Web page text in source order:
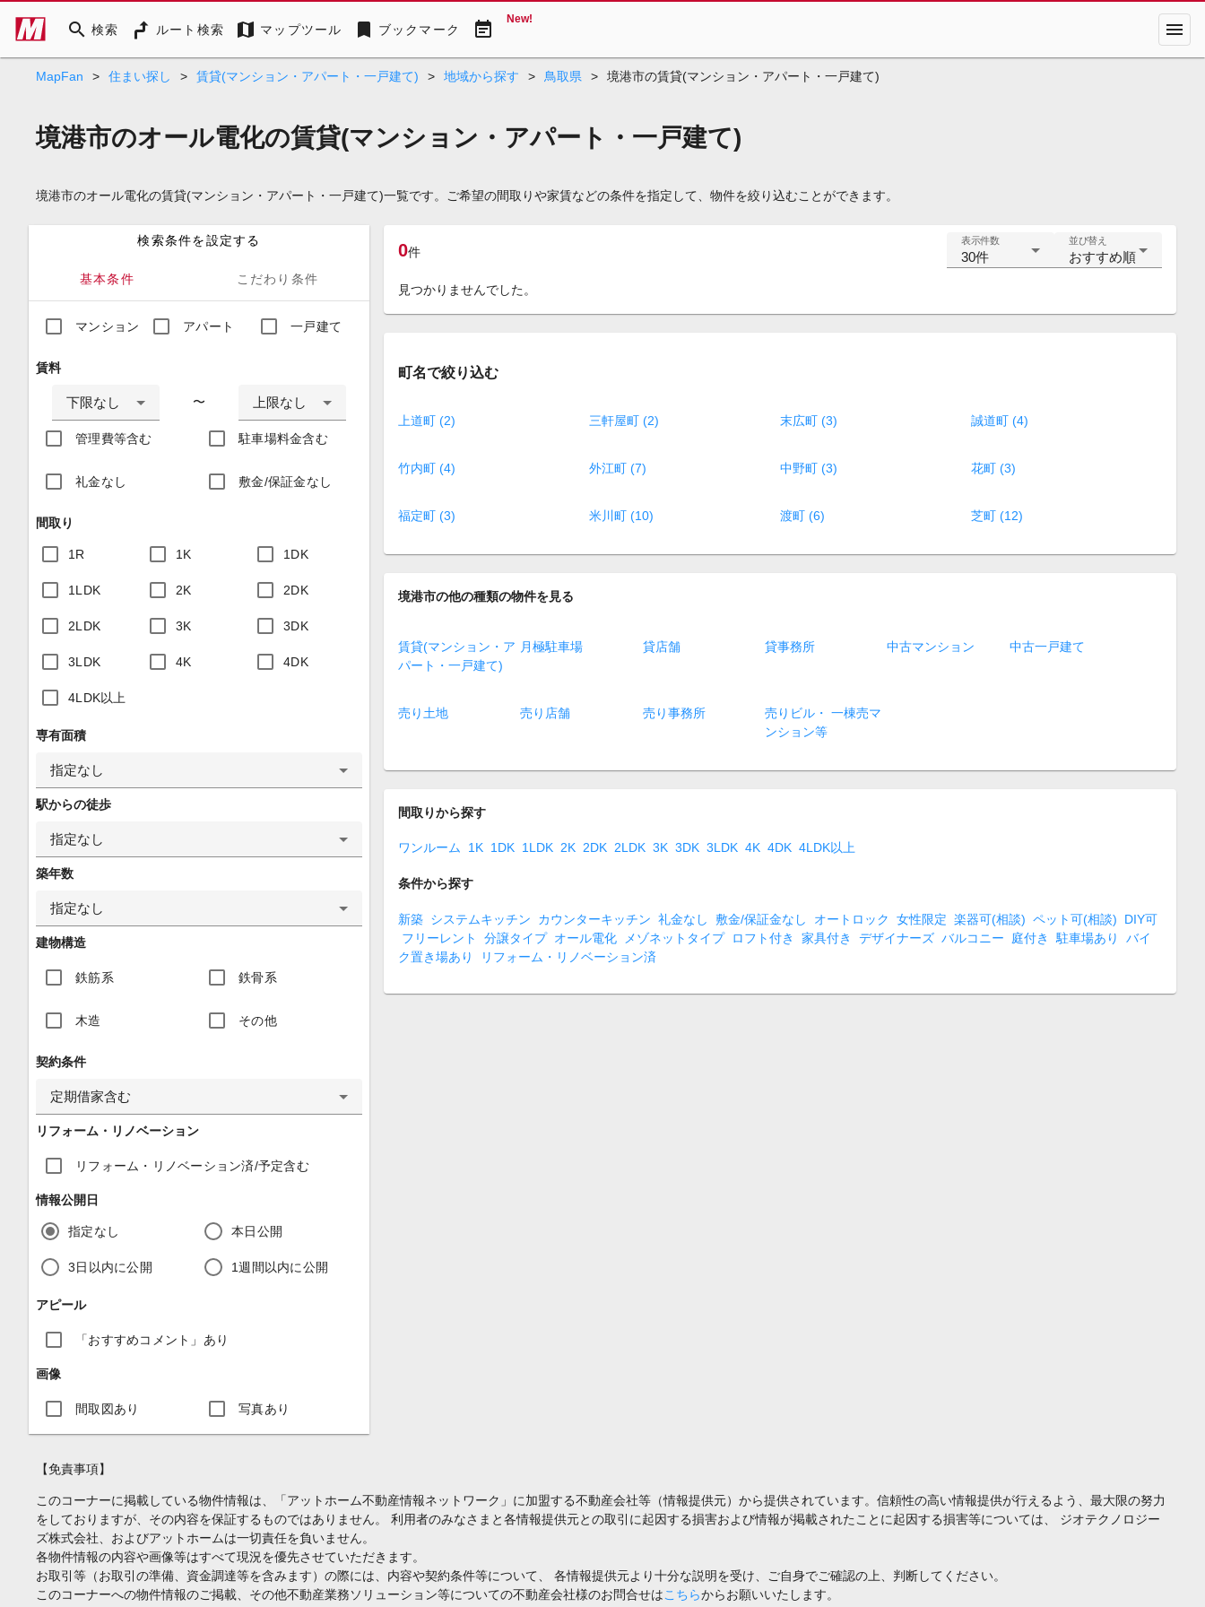
search 検索 ルート検索 map マップツール bookmark ブックマーク event_note New! menu
MapFan > 住まい探し > 賃貸(マンション・アパート・一戸建て) > 地域から探す > 鳥取県 > 境港市の賃貸(マンション・アパート・一戸建て)
境港市のオール電化の賃貸(マンション・アパート・一戸建て)
境港市のオール電化の賃貸(マンション・アパート・一戸建て)一覧です。ご希望の間取りや家賃などの条件を指定して、物件を絞り込むことができます。
検索条件を設定する
基本条件 こだわり条件
マンション アパート 一戸建て
賃料
下限なし 〜 上限なし
管理費等含む 駐車場料金含む
礼金なし 敷金/保証金なし
間取り
1R 1K 1DK
1LDK 2K 2DK
2LDK 3K 3DK
3LDK 4K 4DK
4LDK以上
専有面積
指定なし
駅からの徒歩
指定なし
築年数
指定なし
建物構造
鉄筋系 鉄骨系
木造 その他
契約条件
定期借家含む
リフォーム・リノベーション
リフォーム・リノベーション済/予定含む
情報公開日
指定なし 本日公開
3日以内に公開 1週間以内に公開
アピール
「おすすめコメント」あり
画像
間取図あり 写真あり
0件
表示件数
30件
並び替え
おすすめ順
見つかりませんでした。
町名で絞り込む
上道町 (2) 三軒屋町 (2) 末広町 (3) 誠道町 (4)
竹内町 (4) 外江町 (7) 中野町 (3) 花町 (3)
福定町 (3) 米川町 (10) 渡町 (6) 芝町 (12)
境港市の他の種類の物件を見る
賃貸(マンション・ア
パート・一戸建て)
月極駐車場 貸店舗 貸事務所 中古マンション 中古一戸建て
売り土地 売り店舗 売り事務所
売りビル・ 一棟売マ
ンション等
間取りから探す
ワンルーム 1K 1DK 1LDK 2K 2DK 2LDK 3K 3DK 3LDK 4K 4DK 4LDK以上
条件から探す
新築 システムキッチン カウンターキッチン 礼金なし 敷金/保証金なし オートロック 女性限定 楽器可(相談) ペット可(相談)
DIY可
フリーレント
分譲タイプ オール電化 メゾネットタイプ ロフト付き 家具付き デザイナーズ バルコニー 庭付き 駐車場あり
バイ
ク置き場あり
リフォーム・リノベーション済
【免責事項】
このコーナーに掲載している物件情報は、「アットホーム不動産情報ネットワーク」に加盟する不動産会社等（情報提供元）から提供されています。信頼性の高い情報提供が行えるよう、最大限の努力
をしておりますが、その内容を保証するものではありません。 利用者のみなさまと各情報提供元との取引に起因する損害および情報が掲載されたことに起因する損害等については、 ジオテクノロジー
ズ株式会社、およびアットホームは一切責任を負いません。
各物件情報の内容や画像等はすべて現況を優先させていただきます。
お取引等（お取引の準備、資金調達等を含みます）の際には、内容や契約条件等について、 各情報提供元より十分な説明を受け、ご自身でご確認の上、判断してください。
このコーナーへの物件情報のご掲載、その他不動産業務ソリューション等についての不動産会社様のお問合せはこちらからお願いいたします。